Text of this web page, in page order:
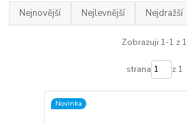
Nejnovější Nejlevnější Nejdražší
Zobrazuji 1-1 z 1
strana z 1
Novinka